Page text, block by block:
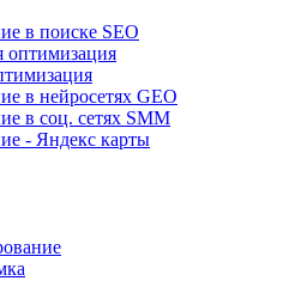
в поиске SEO
оптимизация
в нейросетях GEO
в соц. сетях SMM
- Яндекс карты